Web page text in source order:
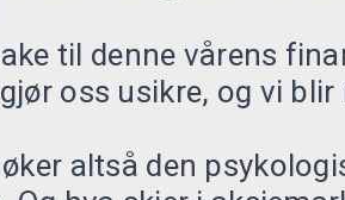
til denne vårens
oss usikre, og vi
altså den